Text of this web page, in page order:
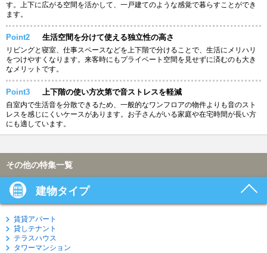
す。上下に広がる空間を活かして、一戸建てのような感覚で暮らすことができ
ます。
Point2 生活空間を分けて使える独立性の高さ
リビングと寝室、仕事スペースなどを上下階で分けることで、生活にメリハリ
をつけやすくなります。来客時にもプライベート空間を見せずに済むのも大き
なメリットです。
Point3 上下階の使い方次第で音ストレスを軽減
自室内で生活音を分散できるため、一般的なワンフロアの物件よりも音のスト
レスを感じにくいケースがあります。お子さんがいる家庭や在宅時間が長い方
にも適しています。
その他の特集一覧
建物タイプ
賃貸アパート
貸しテナント
テラスハウス
タワーマンション